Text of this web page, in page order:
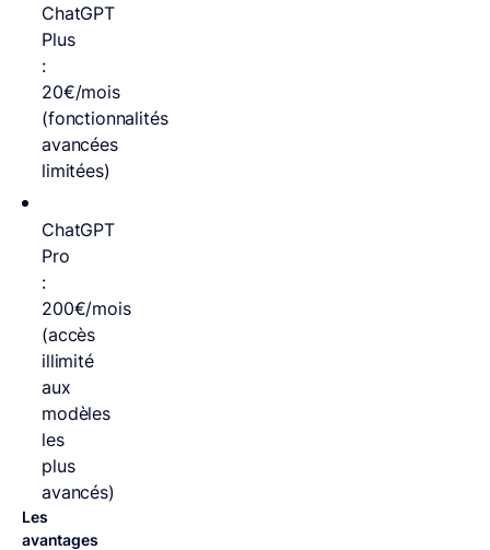
ChatGPT
Plus
:
20€/mois
(fonctionnalités
avancées
limitées)
ChatGPT
Pro
:
200€/mois
(accès
illimité
aux
modèles
les
plus
avancés)
Les
avantages